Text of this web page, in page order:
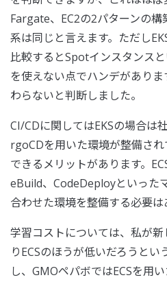
Fargate、EC2の2パターンの
系は同じと言えます。ただし
比較するとSpotインスタンス
を使えない点でハンデがあり
わらないと判断しました。
CI/CDに関してはEKSの場合は
rgoCDを用いた環境が整備さ
できるメリットがあります。
eBuild、CodeDeployといった
合わせた環境を整備する必要は
学習コストについては、私が新
りECSのほうが低いだろうと
し、GMOペパボではECSを用